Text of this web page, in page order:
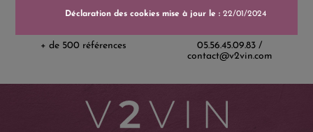
Catalogue
+ de 500 références
Service client
05.56.45.09.83 /
contact@v2vin.com
Déclaration des cookies mise à jour le :22/01/2024